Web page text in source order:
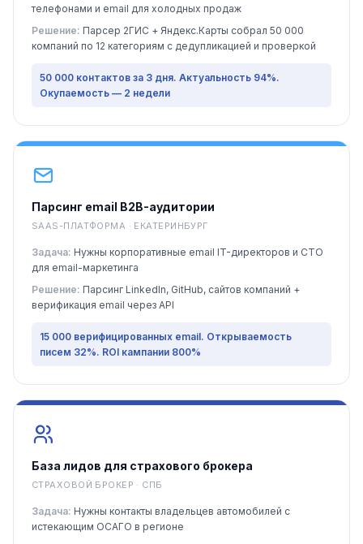
телефонами и email для холодных продаж
Решение: Парсер 2ГИС + Яндекс.Карты собрал 50 000
компаний по 12 категориям с дедупликацией и проверкой
50 000 контактов за 3 дня. Актуальность 94%.
Окупаемость — 2 недели
Парсинг email B2B-аудитории
SAAS-ПЛАТФОРМА · ЕКАТЕРИНБУРГ
Задача: Нужны корпоративные email IT-директоров и CTO
для email-маркетинга
Решение: Парсинг LinkedIn, GitHub, сайтов компаний +
верификация email через API
15 000 верифицированных email. Открываемость
писем 32%. ROI кампании 800%
База лидов для страхового брокера
СТРАХОВОЙ БРОКЕР · СПБ
Задача: Нужны контакты владельцев автомобилей с
истекающим ОСАГО в регионе